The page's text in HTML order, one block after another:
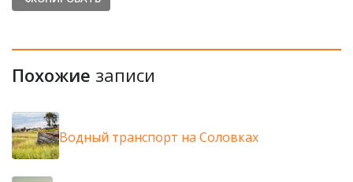
Похожие записи
Водный транспорт на Соловках